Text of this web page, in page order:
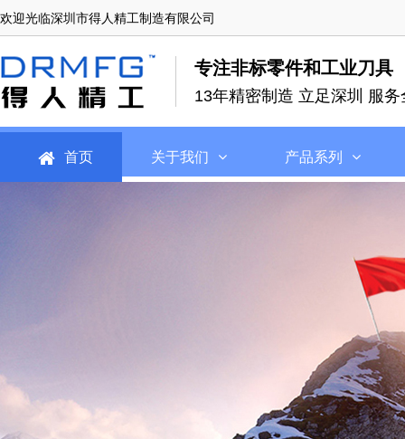
欢迎光临深圳市得人精工制造有限公司
专注非标零件和工业刀具
13年精密制造 立足深圳 服务
首页 关于我们 产品系列